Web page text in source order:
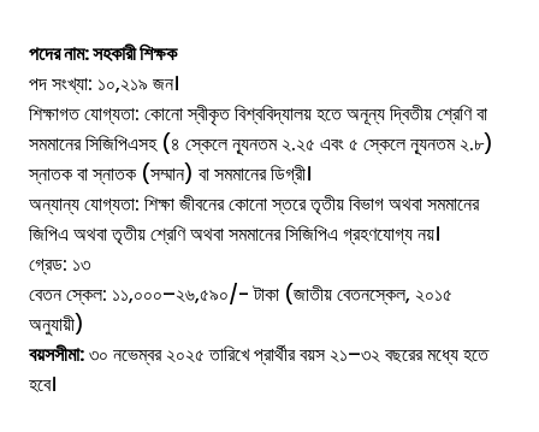
পদের নাম: সহকারী শিক্ষক
পদ সংখ্যা: ১০,২১৯ জন।
শিক্ষাগত যোগ্যতা: কোনো স্বীকৃত বিশ্ববিদ্যালয় হতে অনূন্য দ্বিতীয় শ্রেণি বা
সমমানের সিজিপিএসহ (৪ স্কেলে ন্যূনতম ২.২৫ এবং ৫ স্কেলে ন্যূনতম ২.৮)
স্নাতক বা স্নাতক (সম্মান) বা সমমানের ডিগ্রী।
অন্যান্য যোগ্যতা: শিক্ষা জীবনের কোনো স্তরে তৃতীয় বিভাগ অথবা সমমানের
জিপিএ অথবা তৃতীয় শ্রেণি অথবা সমমানের সিজিপিএ গ্রহণযোগ্য নয়।
গ্রেড: ১৩
বেতন স্কেল: ১১,০০০–২৬,৫৯০/- টাকা (জাতীয় বেতনস্কেল, ২০১৫
অনুযায়ী)
বয়সসীমা:৩০ নভেম্বর ২০২৫ তারিখে প্রার্থীর বয়স ২১–৩২ বছরের মধ্যে হতে
হবে।